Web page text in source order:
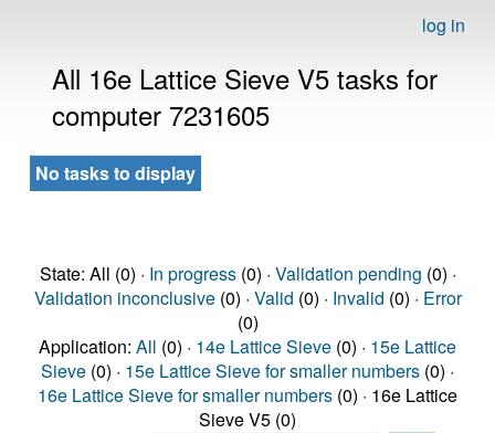
log in
All 16e Lattice Sieve V5 tasks for
computer 7231605
No tasks to display
State: All (0) · In progress(0) · Validation pending (0) ·
Validation inconclusive(0) · Valid (0) · Invalid (0) · Error
(0)
Application: All (0) · 14e Lattice Sieve (0) · 15e Lattice
Sieve (0) · 15e Lattice Sieve for smaller numbers (0) ·
16e Lattice Sieve for smaller numbers (0) · 16e Lattice
Sieve V5 (0)